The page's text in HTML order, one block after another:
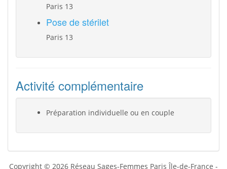
Paris 13
Pose de stérilet
Paris 13
Activité complémentaire
Préparation individuelle ou en couple
Copyright © 2026 Réseau Sages-Femmes Paris Île-de-France -